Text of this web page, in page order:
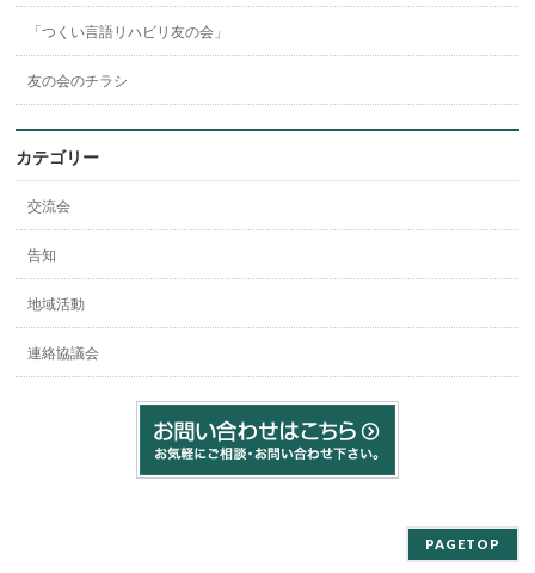
「つくい言語リハビリ友の会」
友の会のチラシ
カテゴリー
交流会
告知
地域活動
連絡協議会
PAGETOP